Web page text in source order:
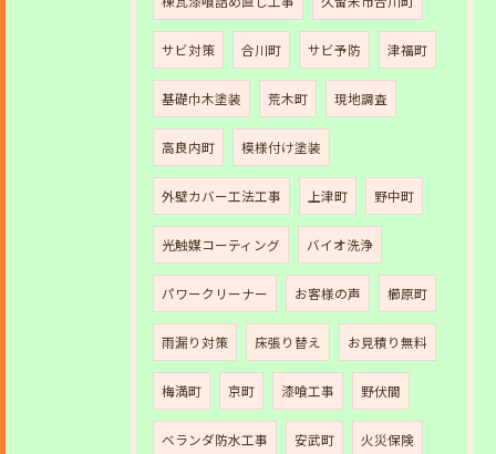
サビ対策 合川町 サビ予防 津福町
基礎巾木塗装 荒木町 現地調査
高良内町 模様付け塗装
外壁カバー工法工事 上津町 野中町
光触媒コーティング バイオ洗浄
パワークリーナー お客様の声 櫛原町
雨漏り対策 床張り替え お見積り無料
梅満町 京町 漆喰工事 野伏間
ベランダ防水工事 安武町 火災保険